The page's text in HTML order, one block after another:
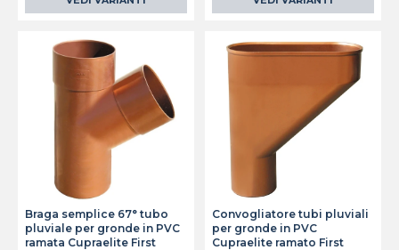
Braga semplice 67° tubo
pluviale per gronde in PVC
ramata Cupraelite First
Convogliatore tubi pluviali
per gronde in PVC
Cupraelite ramato First